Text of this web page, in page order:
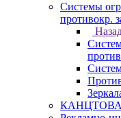
Системы
противокр.